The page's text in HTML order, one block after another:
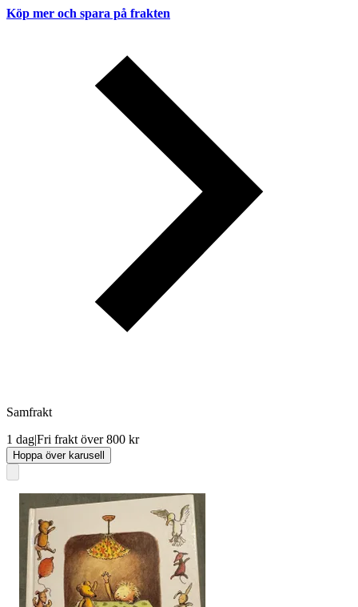
Köp mer och spara på frakten
Samfrakt
1 dag|Fri frakt över 800 kr
Hoppa över karusell